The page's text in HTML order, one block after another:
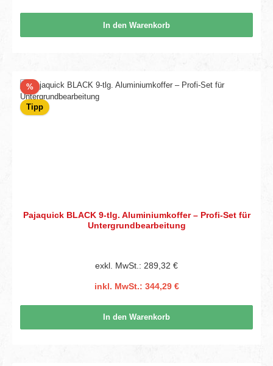
In den Warenkorb
%Rabatt
Tipp
Pajaquick BLACK 9-tlg. Aluminiumkoffer – Profi-Set für
Untergrundbearbeitung
exkl. MwSt.: 289,32 €
inkl. MwSt.: 344,29 €
In den Warenkorb